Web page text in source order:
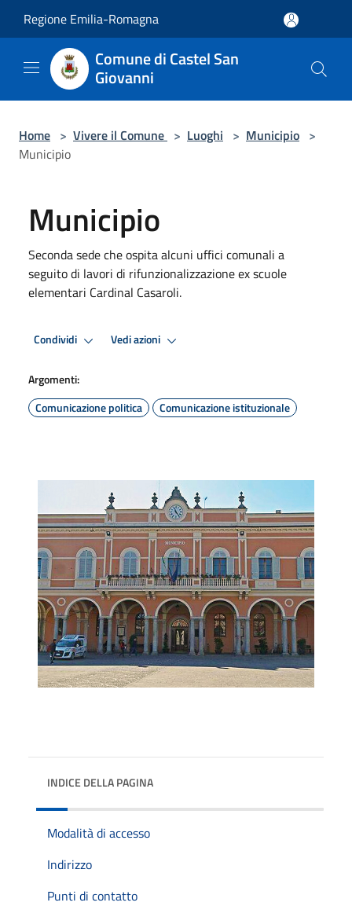
Regione Emilia-Romagna
Comune di Castel San
Giovanni
Home > Vivere il Comune > Luoghi > Municipio >
Municipio
Municipio
Seconda sede che ospita alcuni uffici comunali a
seguito di lavori di rifunzionalizzazione ex scuole
elementari Cardinal Casaroli.
Condividi Vedi azioni
Argomenti:
Comunicazione politica
Comunicazione istituzionale
INDICE DELLA PAGINA
Modalità di accesso
Indirizzo
Punti di contatto